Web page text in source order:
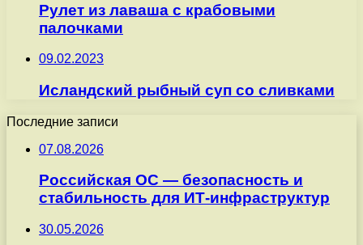
Рулет из лаваша с крабовыми
палочками
09.02.2023
Исландский рыбный суп со сливками
Последние записи
07.08.2026
Российская ОС — безопасность и
стабильность для ИТ-инфраструктур
30.05.2026